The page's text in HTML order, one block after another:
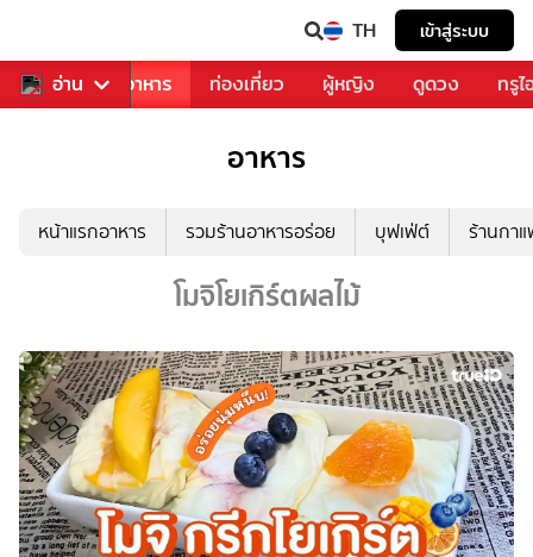
TH เข้าสู่ระบบ
อ่าน
การเพลง อาหาร ท่องเที่ยว ผู้หญิง ดูดวง ทรู
อาหาร
หน้าแรกอาหาร รวมร้านอาหารอร่อย บุฟเฟ่ต์ ร้านกา
โมจิโยเกิร์ตผลไม้